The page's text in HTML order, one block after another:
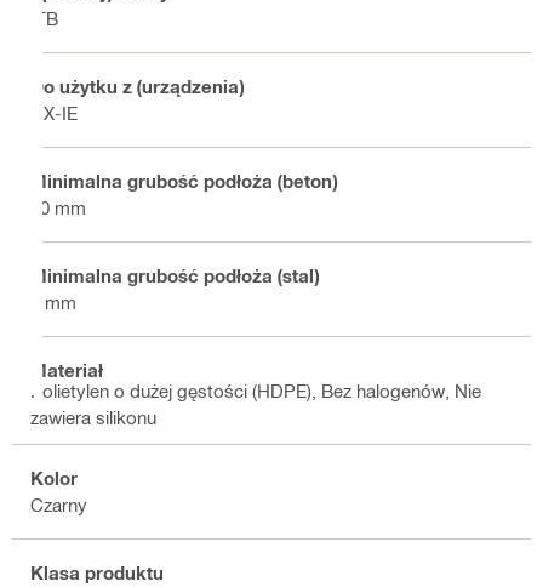
ITB
Do użytku z (urządzenia)
DX-IE
Minimalna grubość podłoża (beton)
80 mm
Minimalna grubość podłoża (stal)
4 mm
Materiał
Polietylen o dużej gęstości (HDPE), Bez halogenów, Nie
zawiera silikonu
Kolor
Czarny
Klasa produktu